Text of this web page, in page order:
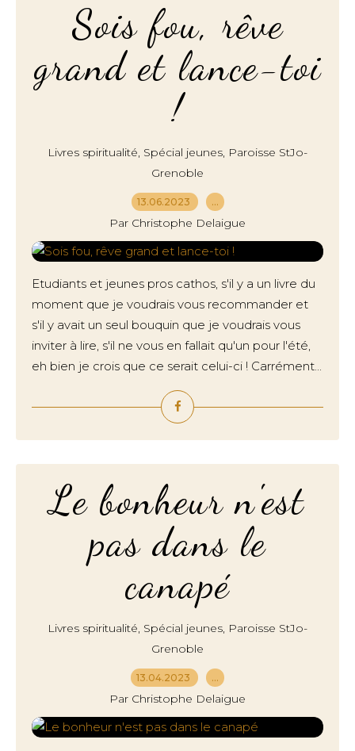
Sois fou, rêve
grand et lance-toi
!
Livres spiritualité, Spécial jeunes, Paroisse StJo-
Grenoble
13.06.2023 …
Par Christophe Delaigue
Etudiants et jeunes pros cathos, s'il y a un livre du
moment que je voudrais vous recommander et
s'il y avait un seul bouquin que je voudrais vous
inviter à lire, s'il ne vous en fallait qu'un pour l'été,
eh bien je crois que ce serait celui-ci ! Carrément...
Le bonheur n'est
pas dans le
canapé
Livres spiritualité, Spécial jeunes, Paroisse StJo-
Grenoble
13.04.2023 …
Par Christophe Delaigue